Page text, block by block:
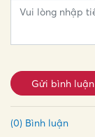
Gửi bình luận
(0) Bình luận